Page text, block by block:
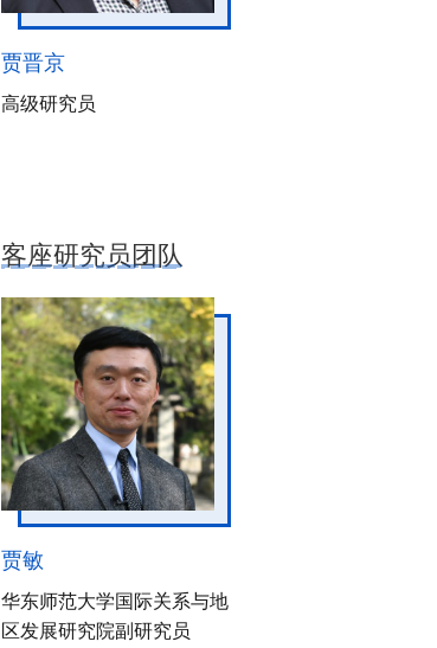
贾晋京
高级研究员
客座研究员团队
贾敏
华东师范大学国际关系与地
区发展研究院副研究员